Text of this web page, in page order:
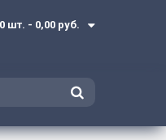
0 шт. - 0,00 руб.
ПОИСК